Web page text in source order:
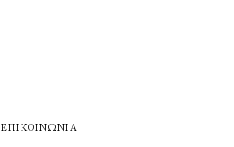
ΕΠΙΚΟΙΝΩΝΊΑ